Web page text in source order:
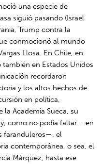
una especie de
siguió pasando (Israel
Trump contra la
conmocionó al mundo
Llosa. En Chile, en
también en Estados Unidos
recordaron
y los altos hechos de
en política,
Academia Sueca, su
y, como no podía faltar —en
faranduleros—, el
contemporánea, o sea, el
Márquez, hasta ese